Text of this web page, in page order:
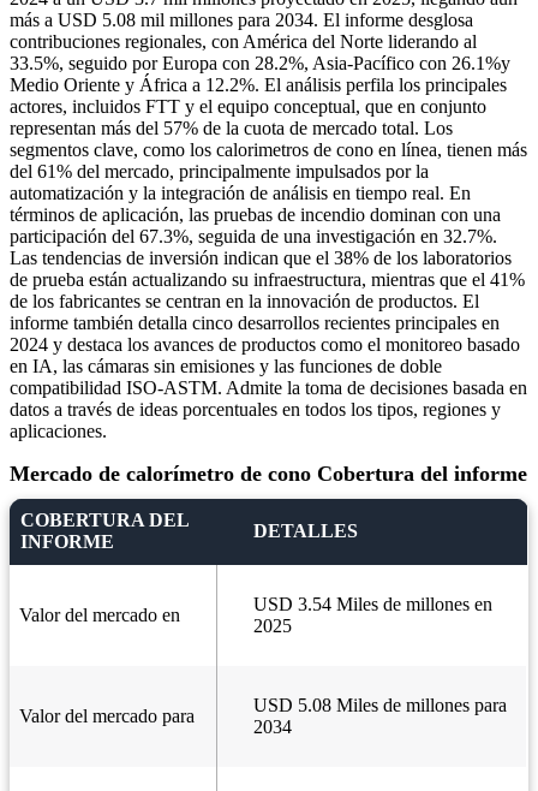
más a USD 5.08 mil millones para 2034. El informe desglosa
contribuciones regionales, con América del Norte liderando al
33.5%, seguido por Europa con 28.2%, Asia-Pacífico con 26.1%y
Medio Oriente y África a 12.2%. El análisis perfila los principales
actores, incluidos FTT y el equipo conceptual, que en conjunto
representan más del 57% de la cuota de mercado total. Los
segmentos clave, como los calorimetros de cono en línea, tienen más
del 61% del mercado, principalmente impulsados ​​por la
automatización y la integración de análisis en tiempo real. En
términos de aplicación, las pruebas de incendio dominan con una
participación del 67.3%, seguida de una investigación en 32.7%.
Las tendencias de inversión indican que el 38% de los laboratorios
de prueba están actualizando su infraestructura, mientras que el 41%
de los fabricantes se centran en la innovación de productos. El
informe también detalla cinco desarrollos recientes principales en
2024 y destaca los avances de productos como el monitoreo basado
en IA, las cámaras sin emisiones y las funciones de doble
compatibilidad ISO-ASTM. Admite la toma de decisiones basada en
datos a través de ideas porcentuales en todos los tipos, regiones y
aplicaciones.
Mercado de calorímetro de cono Cobertura del informe
COBERTURA DEL
INFORME
DETALLES
Valor del mercado en
USD 3.54 Miles de millones en
2025
Valor del mercado para
USD 5.08 Miles de millones para
2034